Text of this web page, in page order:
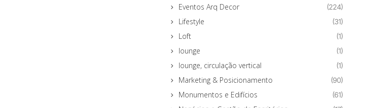
Eventos Arq Decor (224)
Lifestyle (31)
Loft (1)
lounge (1)
lounge, circulação vertical (1)
Marketing & Posicionamento (90)
Monumentos e Edifícios (61)